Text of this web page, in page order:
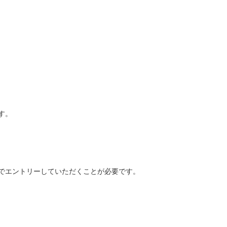
ントリーしていただくことが必要です。